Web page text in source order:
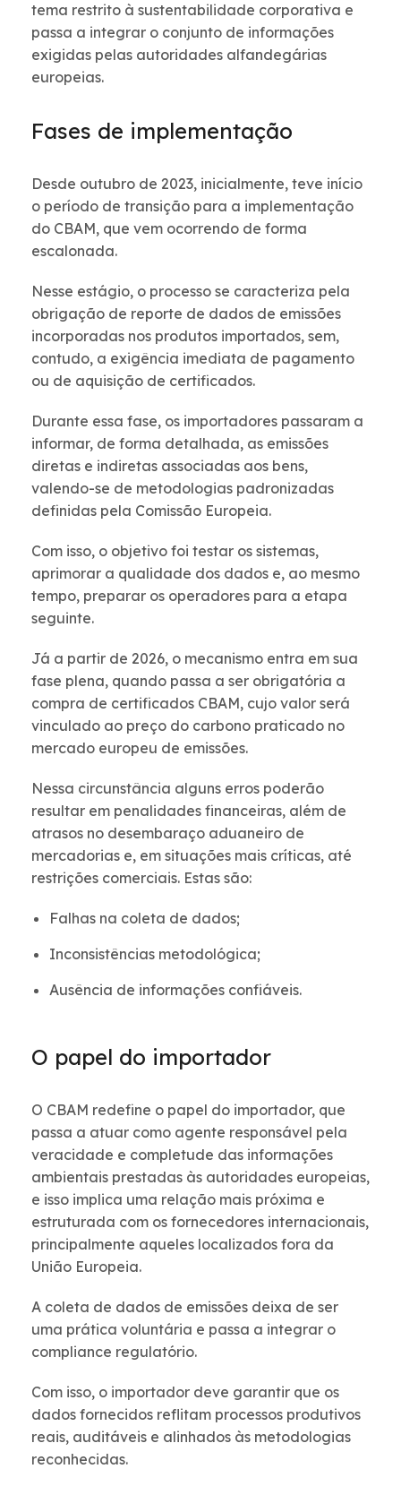
tema restrito à sustentabilidade corporativa e
passa a integrar o conjunto de informações
exigidas pelas autoridades alfandegárias
europeias.
Fases de implementação
Desde outubro de 2023, inicialmente, teve início
o período de transição para a implementação
do CBAM, que vem ocorrendo de forma
escalonada.
Nesse estágio, o processo se caracteriza pela
obrigação de reporte de dados de emissões
incorporadas nos produtos importados, sem,
contudo, a exigência imediata de pagamento
ou de aquisição de certificados.
Durante essa fase, os importadores passaram a
informar, de forma detalhada, as emissões
diretas e indiretas associadas aos bens,
valendo-se de metodologias padronizadas
definidas pela Comissão Europeia.
Com isso, o objetivo foi testar os sistemas,
aprimorar a qualidade dos dados e, ao mesmo
tempo, preparar os operadores para a etapa
seguinte.
Já a partir de 2026, o mecanismo entra em sua
fase plena, quando passa a ser obrigatória a
compra de certificados CBAM, cujo valor será
vinculado ao preço do carbono praticado no
mercado europeu de emissões.
Nessa circunstância alguns erros poderão
resultar em penalidades financeiras, além de
atrasos no desembaraço aduaneiro de
mercadorias e, em situações mais críticas, até
restrições comerciais. Estas são:
Falhas na coleta de dados;
Inconsistências metodológica;
Ausência de informações confiáveis.
O papel do importador
O CBAM redefine o papel do importador, que
passa a atuar como agente responsável pela
veracidade e completude das informações
ambientais prestadas às autoridades europeias,
e isso implica uma relação mais próxima e
estruturada com os fornecedores internacionais,
principalmente aqueles localizados fora da
União Europeia.
A coleta de dados de emissões deixa de ser
uma prática voluntária e passa a integrar o
compliance regulatório.
Com isso, o importador deve garantir que os
dados fornecidos reflitam processos produtivos
reais, auditáveis e alinhados às metodologias
reconhecidas.